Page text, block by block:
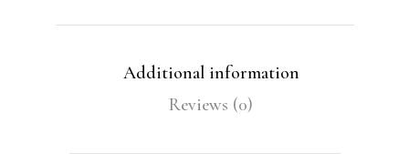
Additional information
Reviews (0)